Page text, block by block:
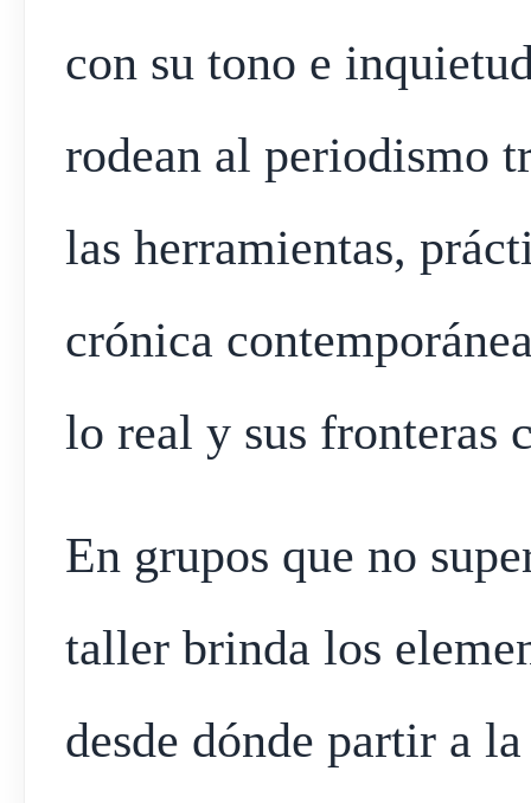
con su tono e
rodean al periodismo
las herramientas,
crónica
lo real y sus fronteras
En grupos que no
taller brinda los
desde dónde partir a